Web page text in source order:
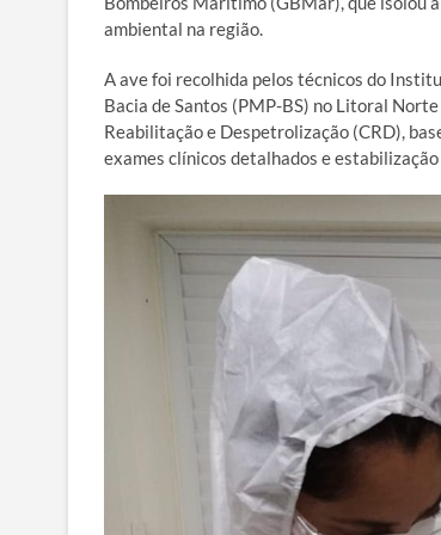
ambiental na região.
A ave foi recolhida pelos técnicos do
Bacia de Santos (PMP-BS) no Litoral
Reabilitação e Despetrolização (CRD),
exames clínicos detalhados e